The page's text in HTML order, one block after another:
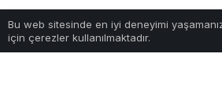
Sağlıklı.Orgtarafından
2 Haziran 2026, 10:58
10:59güncellendi
Bu web sitesinde en iyi deneyimi
için çerezler kullanılmaktadır.
Anasayfa Akış